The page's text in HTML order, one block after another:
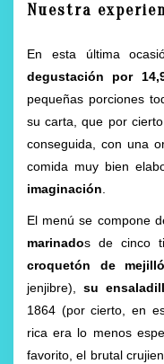
Nuestra
En esta última
degustación por
pequeñas porciones
su carta, que por
conseguida, con una
comida muy bien
imaginación.
El menú se compone
marinados de cinco
croquetón de
jenjibre), su
1864 (por cierto, en
rica era lo menos
favorito, el brutal